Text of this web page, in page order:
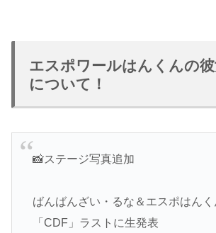
エスポワールはんくんの彼
について！
📸ステージ写真追加
ばんばんざい・るな＆エスポはんく
「CDF」ラストに生発表